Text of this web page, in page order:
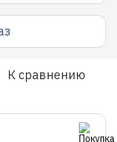
К сравнению